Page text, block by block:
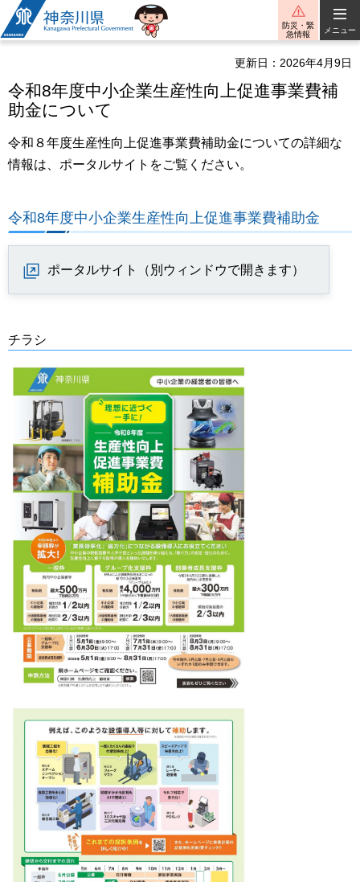
神奈川県
防災・緊
急情報
メニュー
更新日：2026年4月9日
令和8年度中小企業生産性向上促進事業費補
助金について
令和８年度生産性向上促進事業費補助金についての詳細な
情報は、ポータルサイトをご覧ください。
令和8年度中小企業生産性向上促進事業費補助金
ポータルサイト（別ウィンドウで開きます）
チラシ